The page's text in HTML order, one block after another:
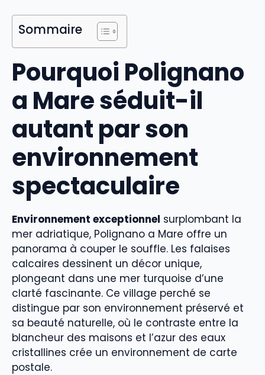
Sommaire
Pourquoi Polignano
a Mare séduit-il
autant par son
environnement
spectaculaire
Environnement exceptionnel surplombant la
mer adriatique, Polignano a Mare offre un
panorama à couper le souffle. Les falaises
calcaires dessinent un décor unique,
plongeant dans une mer turquoise d’une
clarté fascinante. Ce village perché se
distingue par son environnement préservé et
sa beauté naturelle, où le contraste entre la
blancheur des maisons et l’azur des eaux
cristallines crée un environnement de carte
postale.